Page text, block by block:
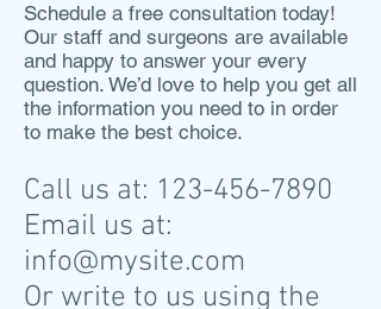
Schedule a free consultation today!
Our staff and surgeons are available
and happy to answer your every
question. We’d love to help you get all
the information you need to in order
to make the best choice.
Call us at: 123-456-7890
Email us at:
info@mysite.com
Or write to us using the